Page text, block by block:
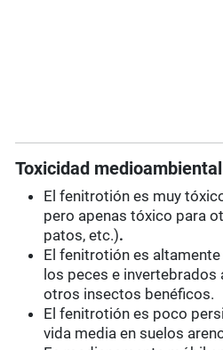
Toxicidad
El fenitrotión es muy
pero apenas tóxico para
patos, etc.).
El fenitrotión es
los peces e invertebrados
otros insectos benéficos.
El fenitrotión es poco
vida media en suelos